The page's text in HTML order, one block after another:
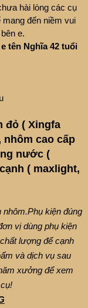
hài lòng các cụ
đến niềm vui
e.
e tên Nghĩa 42 tuổi
đỏ ( Xingfa
nhôm cao cấp
nước (
( maxlight,
nhôm.Phụ kiện đúng
vị dùng phụ kiện
lượng để cạnh
và dịch vụ sau
xưởng để xem